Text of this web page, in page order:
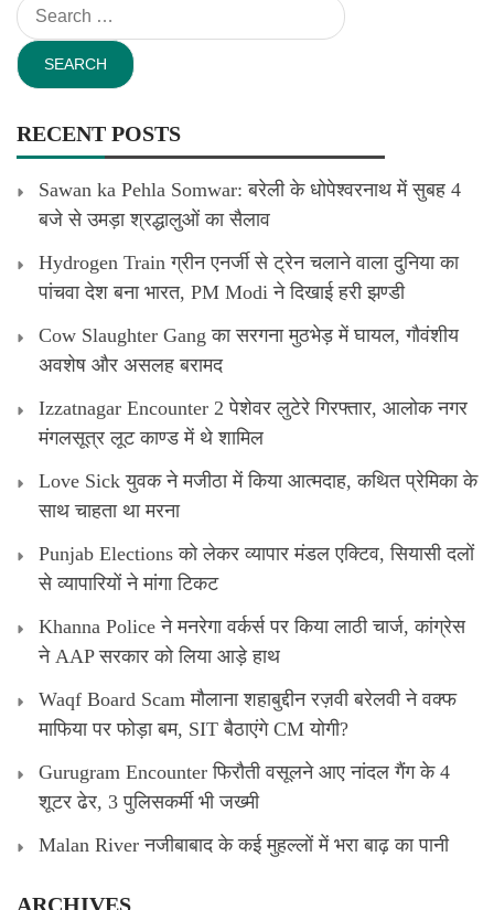
Search
for:
RECENT POSTS
Sawan ka Pehla Somwar: बरेली के धोपेश्वरनाथ में सुबह 4
बजे से उमड़ा श्रद्धालुओं का सैलाव
Hydrogen Train ग्रीन एनर्जी से ट्रेन चलाने वाला दुनिया का
पांचवा देश बना भारत, PM Modi ने दिखाई हरी झण्डी
Cow Slaughter Gang का सरगना मुठभेड़ में घायल, गौवंशीय
अवशेष और असलह बरामद
Izzatnagar Encounter 2 पेशेवर लुटेरे गिरफ्तार, आलोक नगर
मंगलसूत्र लूट काण्‍ड में थे शामिल
Love Sick युवक ने मजीठा में किया आत्मदाह, कथित प्रेमिका के
साथ चाहता था मरना
Punjab Elections को लेकर व्यापार मंडल एक्टिव, सियासी दलों
से व्यापारियों ने मांगा टिकट
Khanna Police ने मनरेगा वर्कर्स पर किया लाठी चार्ज, कांग्रेस
ने AAP सरकार को लिया आड़े हाथ
Waqf Board Scam मौलाना शहाबुद्दीन रज़वी बरेलवी ने वक्फ
माफिया पर फोड़ा बम, SIT बैठाएंगे CM योगी?
Gurugram Encounter फिरौती वसूलने आए नांदल गैंग के 4
शूटर ढेर, 3 पुलिसकर्मी भी जख्मी
Malan River नजीबाबाद के कई मुहल्लों में भरा बाढ़ का पानी
ARCHIVES